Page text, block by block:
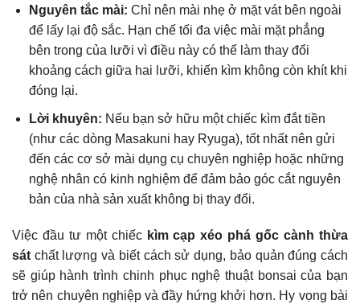
Nguyên tắc mài: Chỉ nên mài nhẹ ở mặt vát bên ngoài
để lấy lại độ sắc. Hạn chế tối đa việc mài mặt phẳng
bên trong của lưỡi vì điều này có thể làm thay đổi
khoảng cách giữa hai lưỡi, khiến kìm không còn khít khi
đóng lại.
Lời khuyên: Nếu bạn sở hữu một chiếc kìm đắt tiền
(như các dòng Masakuni hay Ryuga), tốt nhất nên gửi
đến các cơ sở mài dụng cụ chuyên nghiệp hoặc những
nghệ nhân có kinh nghiệm để đảm bảo góc cắt nguyên
bản của nhà sản xuất không bị thay đổi.
Việc đầu tư một chiếc kìm cạp xéo phá gốc cành thừa
sát chất lượng và biết cách sử dụng, bảo quản đúng cách
sẽ giúp hành trình chinh phục nghệ thuật bonsai của bạn
trở nên chuyên nghiệp và đầy hứng khởi hơn. Hy vọng bài